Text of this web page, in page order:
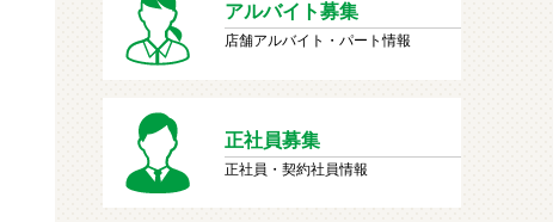
アルバイト募集
店舗アルバイト・パート情報
正社員募集
正社員・契約社員情報